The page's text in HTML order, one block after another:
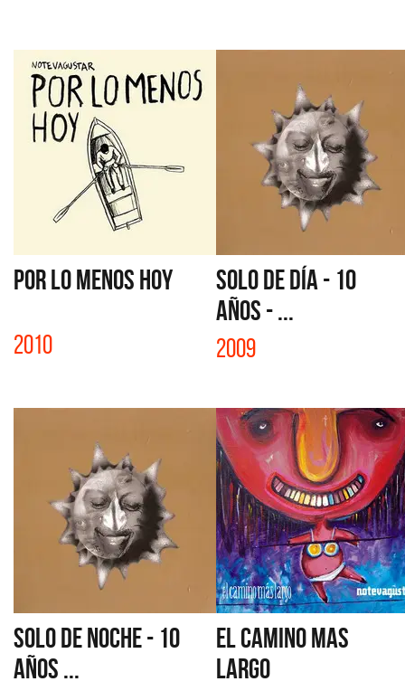
POR LO MENOS HOY
2010
SOLO DE DÍA - 10
AÑOS - ...
2009
SOLO DE NOCHE - 10
AÑOS ...
EL CAMINO MAS
LARGO